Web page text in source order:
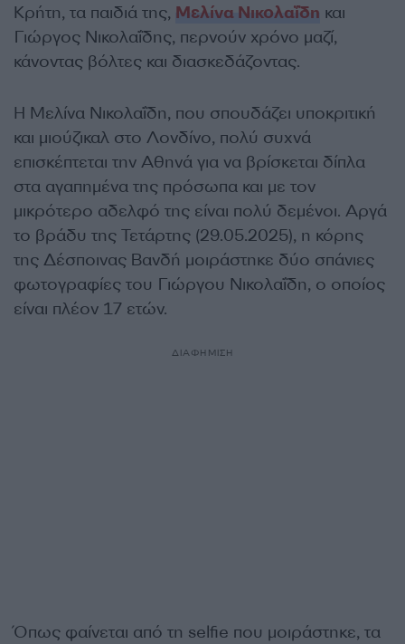
Κρήτη, τα παιδιά της, Μελίνα Νικολαΐδη και
Γιώργος Νικολαΐδης, περνούν χρόνο μαζί,
κάνοντας βόλτες και διασκεδάζοντας.
Η Μελίνα Νικολαΐδη, που σπουδάζει υποκριτική
και μιούζικαλ στο Λονδίνο, πολύ συχνά
επισκέπτεται την Αθηνά για να βρίσκεται δίπλα
στα αγαπημένα της πρόσωπα και με τον
μικρότερο αδελφό της είναι πολύ δεμένοι. Αργά
το βράδυ της Τετάρτης (29.05.2025), η κόρης
της Δέσποινας Βανδή μοιράστηκε δύο σπάνιες
φωτογραφίες του Γιώργου Νικολαΐδη, ο οποίος
είναι πλέον 17 ετών.
ΔΙΑΦΗΜΙΣΗ
Όπως φαίνεται από τη selfie που μοιράστηκε, τα